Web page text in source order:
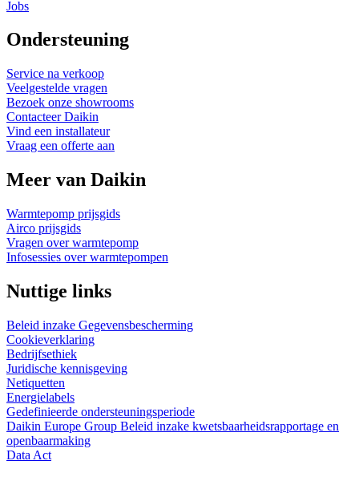
Jobs
Ondersteuning
Service na verkoop
Veelgestelde vragen
Bezoek onze showrooms
Contacteer Daikin
Vind een installateur
Vraag een offerte aan
Meer van Daikin
Warmtepomp prijsgids
Airco prijsgids
Vragen over warmtepomp
Infosessies over warmtepompen
Nuttige links
Beleid inzake Gegevensbescherming
Cookieverklaring
Bedrijfsethiek
Juridische kennisgeving
Netiquetten
Energielabels
Gedefinieerde ondersteuningsperiode
Daikin Europe Group Beleid inzake kwetsbaarheidsrapportage en
openbaarmaking
Data Act